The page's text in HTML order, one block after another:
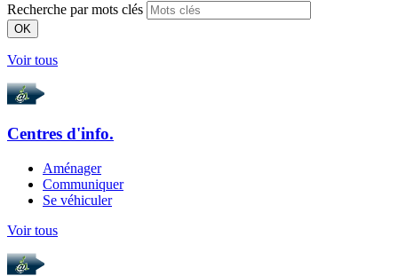
Recherche par mots clés
OK
Voir tous
Centres d'info.
Aménager
Communiquer
Se véhiculer
Voir tous